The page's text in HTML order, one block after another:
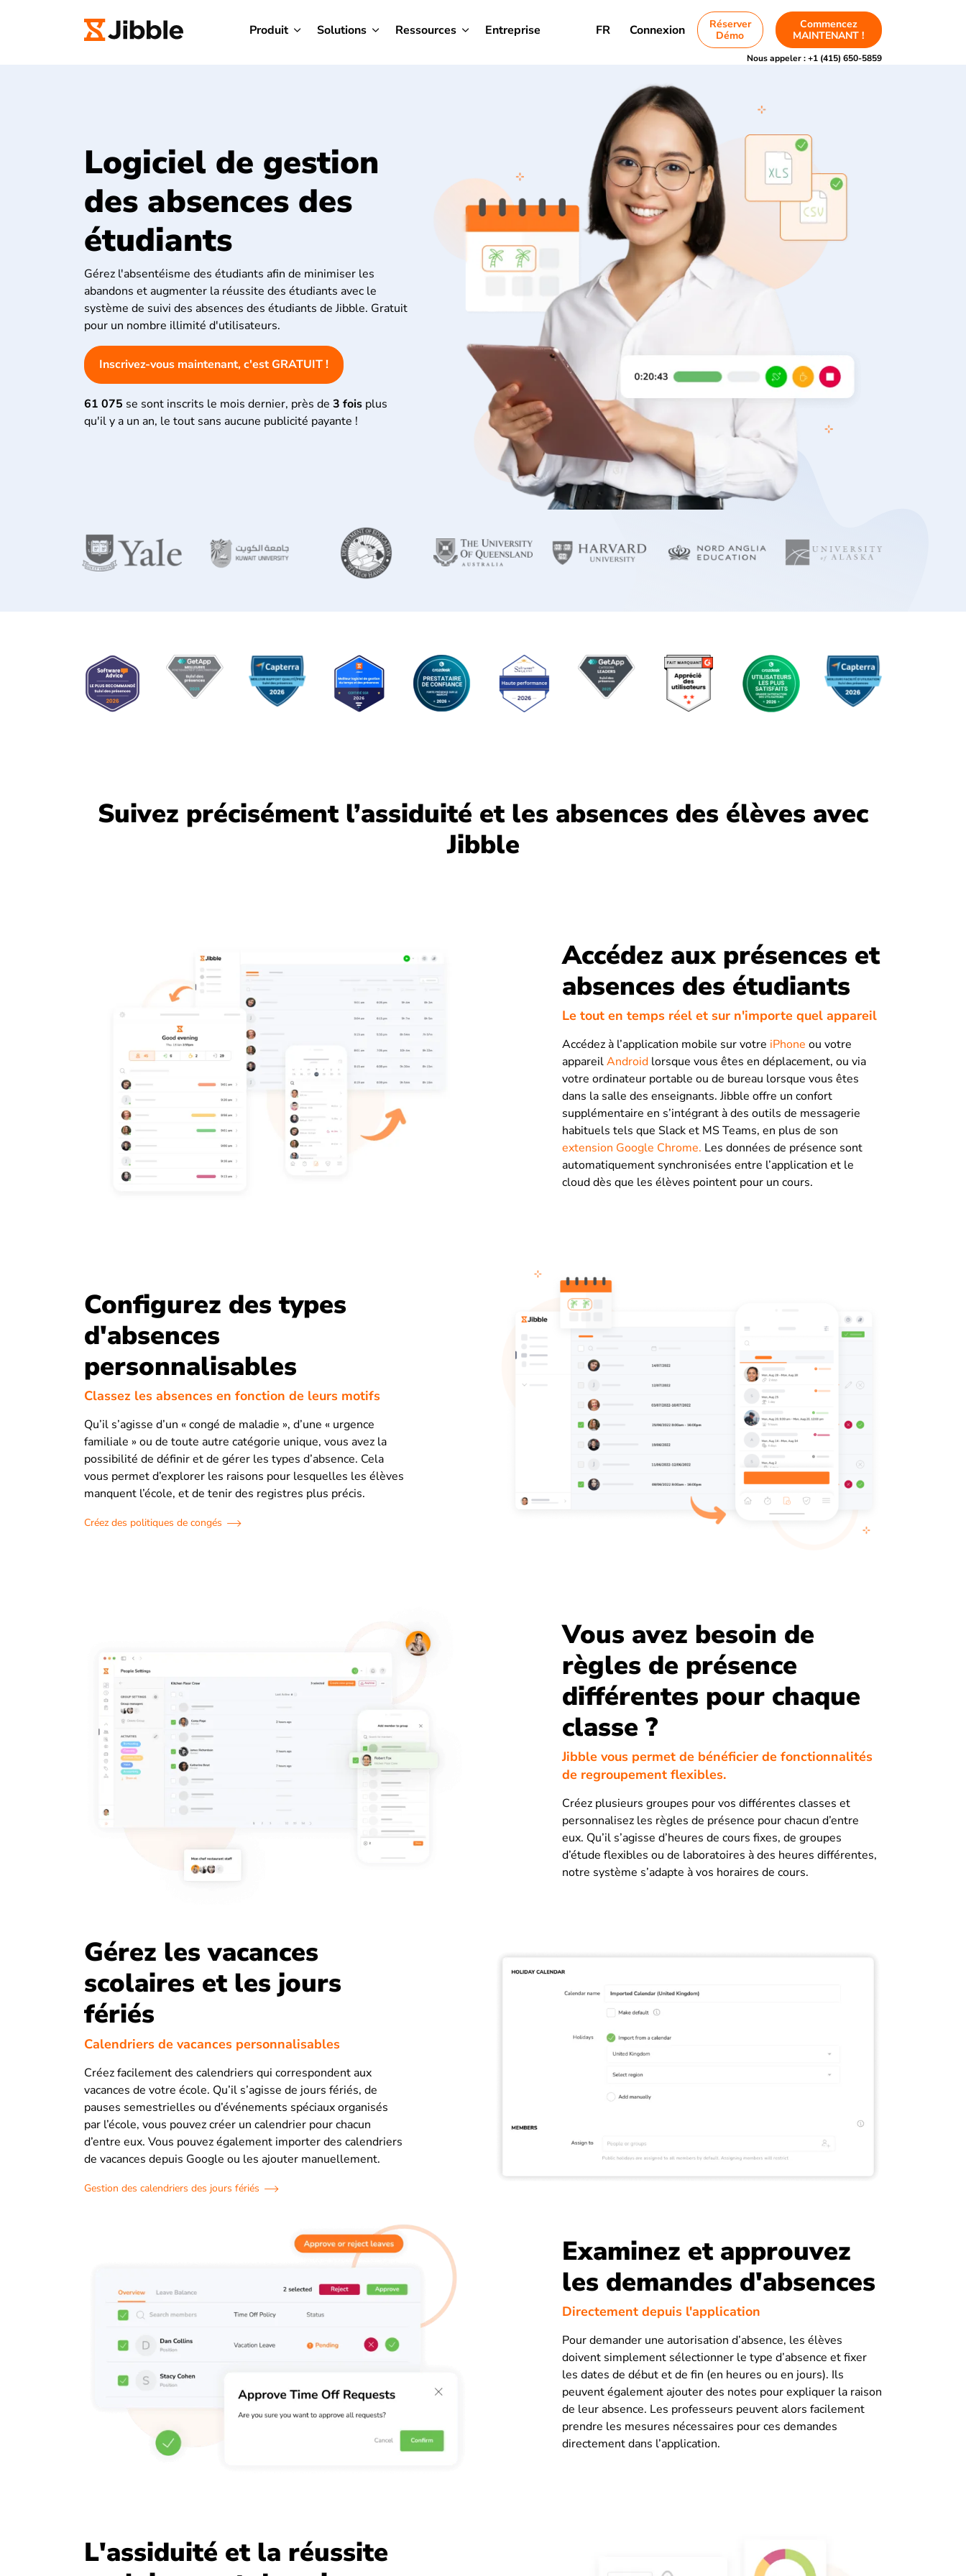
Produit Solutions Ressources Entreprise FR Connexion
Réserver
Démo
Commencez
MAINTENANT !
Nous appeler :+1 (415) 650-5859
Logiciel de gestion
des absences des
étudiants
Gérez l'absentéisme des étudiants afin de minimiser les
abandons et augmenter la réussite des étudiants avec le
système de suivi des absences des étudiants de Jibble. Gratuit
pour un nombre illimité d'utilisateurs.
Inscrivez-vous maintenant, c'est GRATUIT !
61 075 se sont inscrits le mois dernier, près de 3 fois plus
qu'il y a un an, le tout sans aucune publicité payante !
Suivez précisément l’assiduité et les absences des élèves avec
Jibble
Accédez aux présences et
absences des étudiants
Le tout en temps réel et sur n'importe quel appareil
Accédez à l’application mobile sur votre iPhone ou votre
appareilAndroidlorsque vous êtes en déplacement, ou via
votre ordinateur portable ou de bureau lorsque vous êtes
dans la salle des enseignants. Jibble offre un confort
supplémentaire en s’intégrant à des outils de messagerie
habituels tels que Slack et MS Teams, en plus de son
extension Google Chrome. Les données de présence sont
automatiquement synchronisées entre l’application et le
cloud dès que les élèves pointent pour un cours.
Configurez des types
d'absences
personnalisables
Classez les absences en fonction de leurs motifs
Qu’il s’agisse d’un « congé de maladie », d’une « urgence
familiale » ou de toute autre catégorie unique, vous avez la
possibilité de définir et de gérer les types d’absence. Cela
vous permet d’explorer les raisons pour lesquelles les élèves
manquent l’école, et de tenir des registres plus précis.
Créez des politiques de congés
Vous avez besoin de
règles de présence
différentes pour chaque
classe ?
Jibble vous permet de bénéficier de fonctionnalités
de regroupement flexibles.
Créez plusieurs groupes pour vos différentes classes et
personnalisez les règles de présence pour chacun d’entre
eux. Qu’il s’agisse d’heures de cours fixes, de groupes
d’étude flexibles ou de laboratoires à des heures différentes,
notre système s’adapte à vos horaires de cours.
Gérez les vacances
scolaires et les jours
fériés
Calendriers de vacances personnalisables
Créez facilement des calendriers qui correspondent aux
vacances de votre école. Qu’il s’agisse de jours fériés, de
pauses semestrielles ou d’événements spéciaux organisés
par l’école, vous pouvez créer un calendrier pour chacun
d’entre eux. Vous pouvez également importer des calendriers
de vacances depuis Google ou les ajouter manuellement.
Gestion des calendriers des jours fériés
Examinez et approuvez
les demandes d'absences
Directement depuis l'application
Pour demander une autorisation d’absence, les élèves
doivent simplement sélectionner le type d’absence et fixer
les dates de début et de fin (en heures ou en jours). Ils
peuvent également ajouter des notes pour expliquer la raison
de leur absence. Les professeurs peuvent alors facilement
prendre les mesures nécessaires pour ces demandes
directement dans l’application.
L'assiduité et la réussite